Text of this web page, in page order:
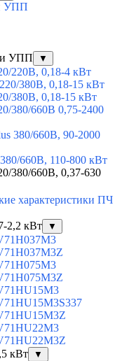
УПП
и УПП
▼
220В, 0,18-4 кВт
380В, 0,18-15 кВт
380В, 0,18-15 кВт
380/660В 0,75-2400
380/660В, 90-2000
660В, 110-800 кВт
380/660В, 0,37-630
характеристики ПЧ
2,2 кВт
▼
кВт
▼